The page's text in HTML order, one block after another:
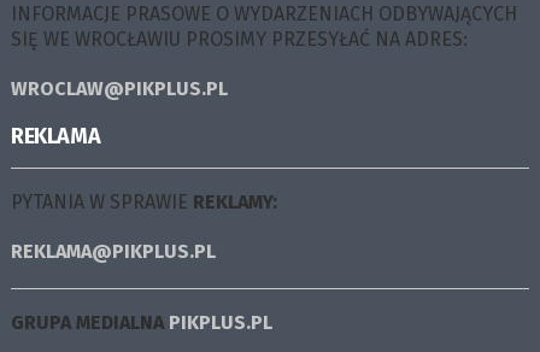
INFORMACJE PRASOWE O WYDARZENIACH ODBYWAJĄCYCH
SIĘ WE WROCŁAWIU PROSIMY PRZESYŁAĆ NA ADRES:
WROCLAW@PIKPLUS.PL
REKLAMA
PYTANIA W SPRAWIE REKLAMY:
REKLAMA@PIKPLUS.PL
GRUPA MEDIALNA PIKPLUS.PL